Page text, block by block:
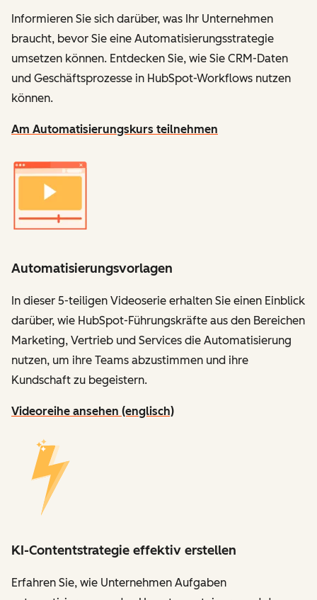
Informieren Sie sich darüber, was Ihr Unternehmen
braucht, bevor Sie eine Automatisierungsstrategie
umsetzen können. Entdecken Sie, wie Sie CRM-Daten
und Geschäftsprozesse in HubSpot-Workflows nutzen
können.
Am Automatisierungskurs teilnehmen
Automatisierungsvorlagen
In dieser 5-teiligen Videoserie erhalten Sie einen Einblick
darüber, wie HubSpot-Führungskräfte aus den Bereichen
Marketing, Vertrieb und Services die Automatisierung
nutzen, um ihre Teams abzustimmen und ihre
Kundschaft zu begeistern.
Videoreihe ansehen (englisch)
KI-Contentstrategie effektiv erstellen
Erfahren Sie, wie Unternehmen Aufgaben